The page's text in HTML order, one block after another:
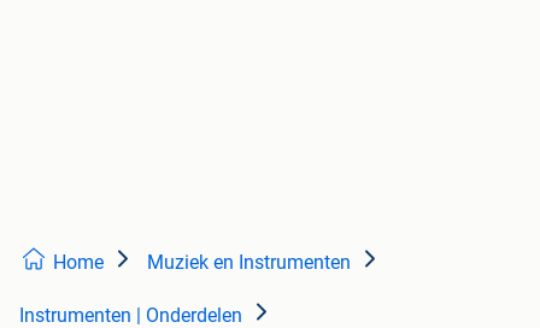
Home Muziek en Instrumenten
Instrumenten | Onderdelen